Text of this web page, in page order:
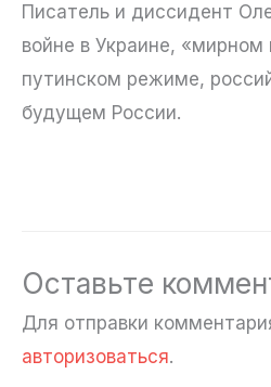
Писатель и диссидент
войне в Украине, «мирном
путинском режиме,
будущем России.
Оставьте
Для отправки
авторизоваться.